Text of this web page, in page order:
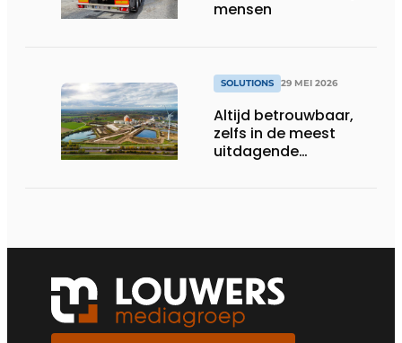
mensen
SOLUTIONS 29 MEI 2026
Altijd betrouwbaar,
zelfs in de meest
uitdagende